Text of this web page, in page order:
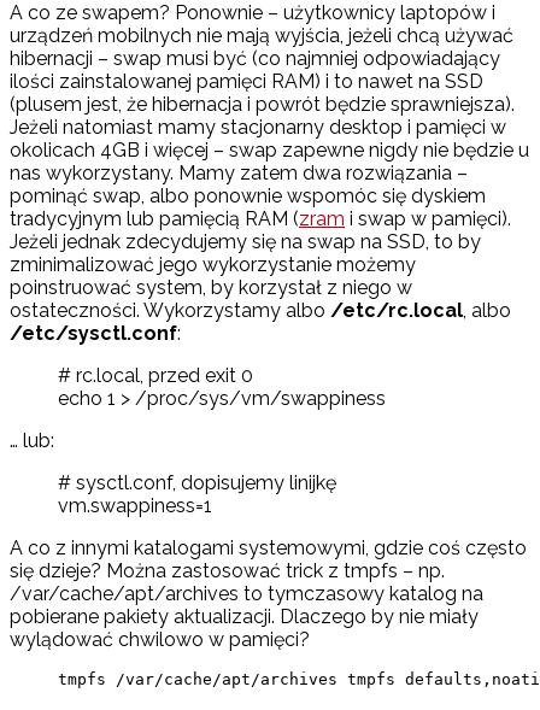
A co ze swapem? Ponownie – użytkownicy laptopów i
urządzeń mobilnych nie mają wyjścia, jeżeli chcą używać
hibernacji – swap musi być (co najmniej odpowiadający
ilości zainstalowanej pamięci RAM) i to nawet na SSD
(plusem jest, że hibernacja i powrót będzie sprawniejsza).
Jeżeli natomiast mamy stacjonarny desktop i pamięci w
okolicach 4GB i więcej – swap zapewne nigdy nie będzie u
nas wykorzystany. Mamy zatem dwa rozwiązania –
pominąć swap, albo ponownie wspomóc się dyskiem
tradycyjnym lub pamięcią RAM (zram i swap w pamięci).
Jeżeli jednak zdecydujemy się na swap na SSD, to by
zminimalizować jego wykorzystanie możemy
poinstruować system, by korzystał z niego w
ostateczności. Wykorzystamy albo /etc/rc.local, albo
/etc/sysctl.conf:
# rc.local, przed exit 0
echo 1 > /proc/sys/vm/swappiness
… lub:
# sysctl.conf, dopisujemy linijkę
vm.swappiness=1
A co z innymi katalogami systemowymi, gdzie coś często
się dzieje? Można zastosować trick z tmpfs – np.
/var/cache/apt/archives to tymczasowy katalog na
pobierane pakiety aktualizacji. Dlaczego by nie miały
wylądować chwilowo w pamięci?
tmpfs /var/cache/apt/archives tmpfs